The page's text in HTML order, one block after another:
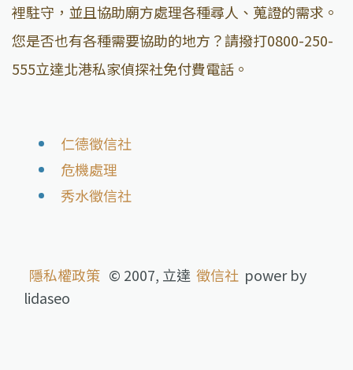
裡駐守，並且協助廟方處理各種尋人、蒐證的需求。
您是否也有各種需要協助的地方？請撥打0800-250-
555立達北港私家偵探社免付費電話。
仁德徵信社
危機處理
秀水徵信社
隱私權政策 © 2007, 立達 徵信社 power by
lidaseo